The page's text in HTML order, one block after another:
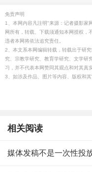
免责声明
1、本网内容凡注明"来源：记者摄影家
网所有，转载、下载须通知本网授权，
违者本网将依法追究责任。
2、本文系本网编辑转载，转载出于研
究、宗教学研究、教育学研究、文学研
习，并不代表本网赞同其观点和对其真
3、如涉及作品、图片等内容、版权和
相关阅读
媒体发稿不是一次性投